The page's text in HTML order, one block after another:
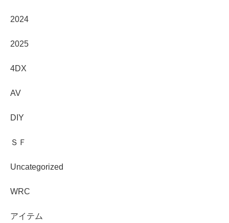
2024
2025
4DX
AV
DIY
ＳＦ
Uncategorized
WRC
アイテム